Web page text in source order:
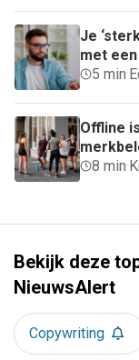
Je
met
5 min·
Offline
8 min·
Bekijk deze
NieuwsAlert
Copywriting